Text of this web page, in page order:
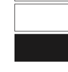
180 X 80 cm